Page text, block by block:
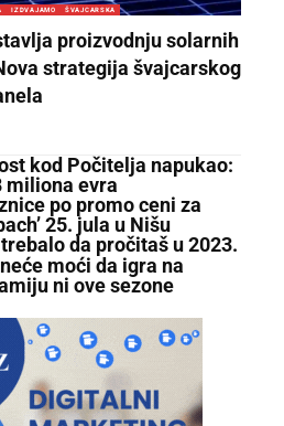
IZDVAJAMO ŠVAJCARSKA
proizvodnju solarnih
strategija švajcarskog
kod Počitelja napukao:
miliona evra
po promo ceni za
25. jula u Nišu
da pročitaš u 2023.
moći da igra na
ni ove sezone